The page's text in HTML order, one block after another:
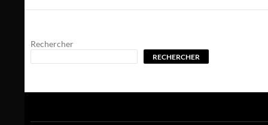
Rechercher
RECHERCHER